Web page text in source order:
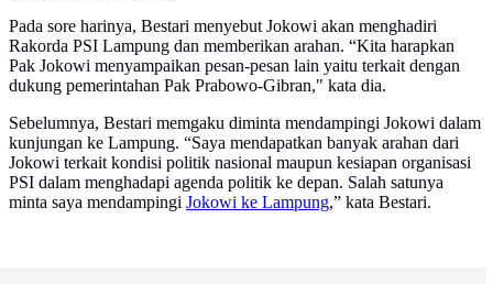
Pada sore harinya, Bestari menyebut Jokowi akan menghadiri
Rakorda PSI Lampung dan memberikan arahan. “Kita harapkan
Pak Jokowi menyampaikan pesan-pesan lain yaitu terkait dengan
dukung pemerintahan Pak Prabowo-Gibran," kata dia.
Sebelumnya, Bestari memgaku diminta mendampingi Jokowi dalam
kunjungan ke Lampung. “Saya mendapatkan banyak arahan dari
Jokowi terkait kondisi politik nasional maupun kesiapan organisasi
PSI dalam menghadapi agenda politik ke depan. Salah satunya
minta saya mendampingi Jokowi ke Lampung,” kata Bestari.